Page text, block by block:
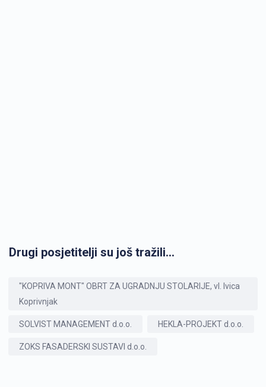
Drugi posjetitelji su još tražili...
"KOPRIVA MONT" OBRT ZA UGRADNJU STOLARIJE, vl. Ivica
Koprivnjak
SOLVIST MANAGEMENT d.o.o. HEKLA-PROJEKT d.o.o.
ZOKS FASADERSKI SUSTAVI d.o.o.